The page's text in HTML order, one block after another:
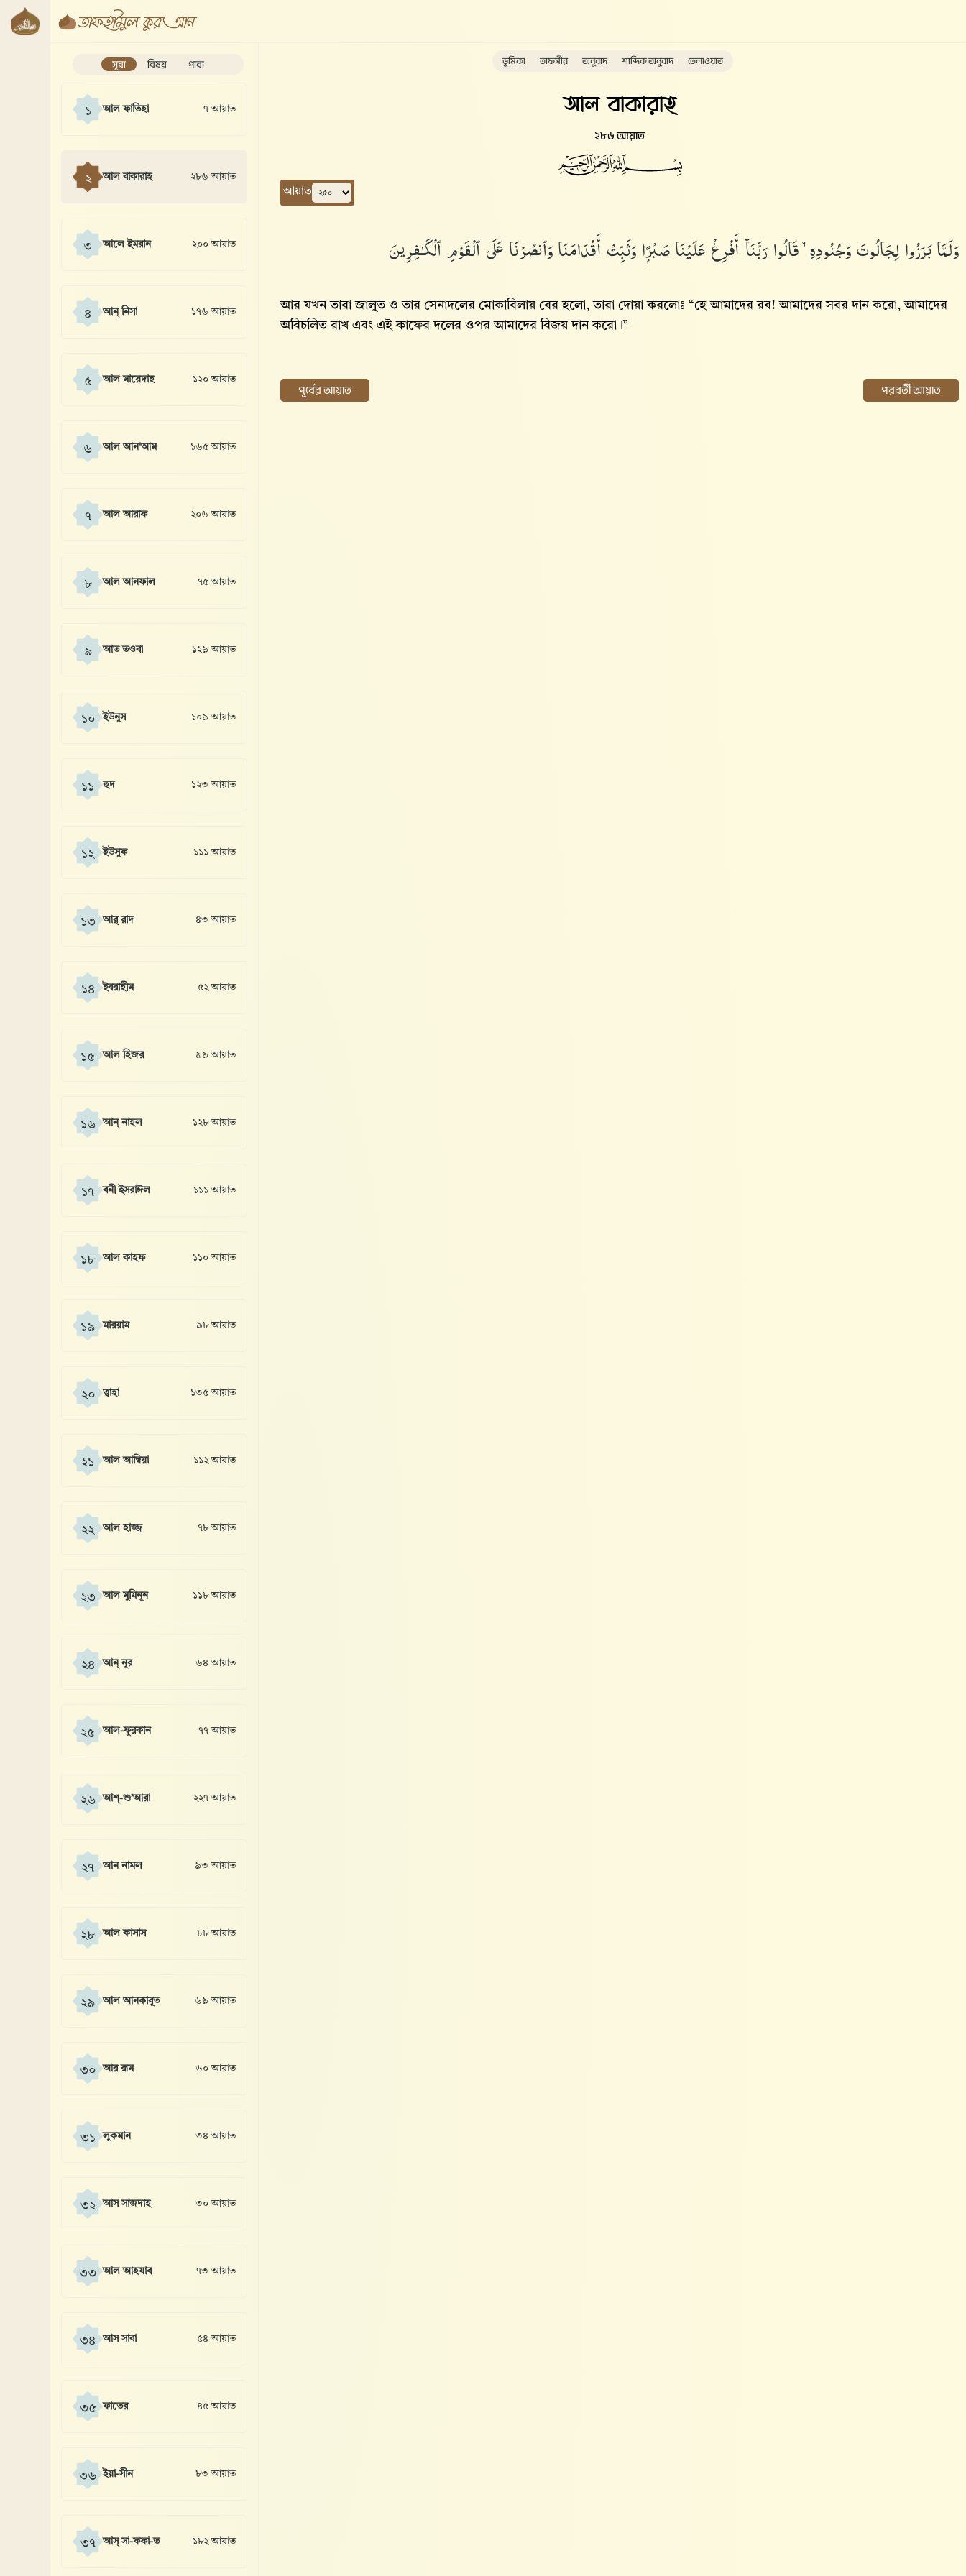
সূরা বিষয় পারা
১ আল ফাতিহা ৭ আয়াত
২ আল বাকারাহ ২৮৬ আয়াত
৩ আলে ইমরান ২০০ আয়াত
৪ আন্ নিসা ১৭৬ আয়াত
৫ আল মায়েদাহ ১২০ আয়াত
৬ আল আন'আম ১৬৫ আয়াত
৭ আল আরাফ ২০৬ আয়াত
৮ আল আনফাল ৭৫ আয়াত
৯ আত তওবা ১২৯ আয়াত
১০ ইউনুস ১০৯ আয়াত
১১ হুদ ১২৩ আয়াত
১২ ইউসুফ ১১১ আয়াত
১৩ আর্ রাদ ৪৩ আয়াত
১৪ ইবরাহীম ৫২ আয়াত
১৫ আল হিজর ৯৯ আয়াত
১৬ আন্ নাহল ১২৮ আয়াত
১৭ বনী ইসরাঈল ১১১ আয়াত
১৮ আল কাহফ ১১০ আয়াত
১৯ মারয়াম ৯৮ আয়াত
২০ ত্বাহা ১৩৫ আয়াত
২১ আল আম্বিয়া ১১২ আয়াত
২২ আল হাজ্জ ৭৮ আয়াত
২৩ আল মুমিনূন ১১৮ আয়াত
২৪ আন্ নূর ৬৪ আয়াত
২৫ আল-ফুরকান ৭৭ আয়াত
২৬ আশ্-শু’আরা ২২৭ আয়াত
২৭ আন নামল ৯৩ আয়াত
২৮ আল কাসাস ৮৮ আয়াত
২৯ আল আনকাবূত ৬৯ আয়াত
৩০ আর রূম ৬০ আয়াত
৩১ লুকমান ৩৪ আয়াত
৩২ আস সাজদাহ ৩০ আয়াত
৩৩ আল আহযাব ৭৩ আয়াত
৩৪ আস সাবা ৫৪ আয়াত
৩৫ ফাতের ৪৫ আয়াত
৩৬ ইয়া-সীন ৮৩ আয়াত
৩৭ আস্ সা-ফফা-ত ১৮২ আয়াত
ভূমিকা তাফসীর অনুবাদ শাব্দিক অনুবাদ তেলাওয়াত
আল বাকারাহ
২৮৬ আয়াত
আয়াত
وَلَمَّا بَرَزُوا۟ لِجَالُوتَ وَجُنُودِهِۦ قَالُوا۟ رَبَّنَآ أَفْرِغْ عَلَيْنَا صَبْرًۭا وَثَبِّتْ أَقْدَامَنَا وَٱنصُرْنَا عَلَى ٱلْقَوْمِ ٱلْكَـٰفِرِينَ
আর যখন তারা জালুত ও তার সেনাদলের মোকাবিলায় বের হলো, তারা দোয়া করলোঃ “হে আমাদের রব! আমাদের সবর দান করো, আমাদের
অবিচলিত রাখ এবং এই কাফের দলের ওপর আমাদের বিজয় দান করো।”
পূর্বের আয়াত পরবর্তী আয়াত